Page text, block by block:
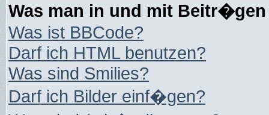
Was man in und mit
Was ist BBCode?
Darf ich HTML benutzen?
Was sind Smilies?
Darf ich Bilder einf�gen?